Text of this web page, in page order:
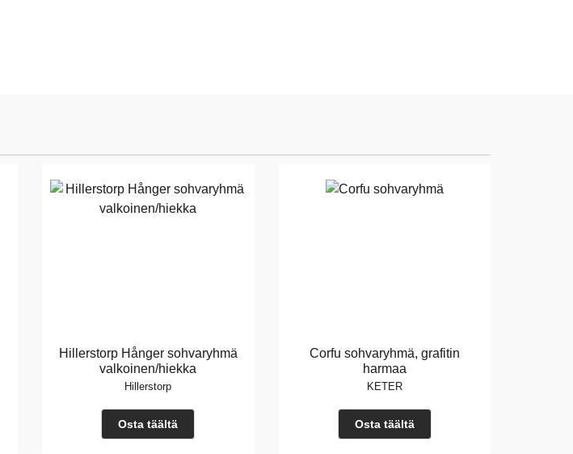
Hillerstorp Hånger sohvaryhmä
valkoinen/hiekka
Hillerstorp
Osta täältä
Corfu sohvaryhmä, grafitin
harmaa
KETER
Osta täältä